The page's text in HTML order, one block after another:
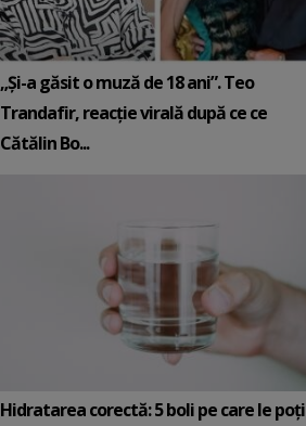
„Și-a găsit o muză de 18 ani”. Teo
Trandafir, reacție virală după ce ce
Cătălin Bo...
Hidratarea corectă: 5 boli pe care le poți